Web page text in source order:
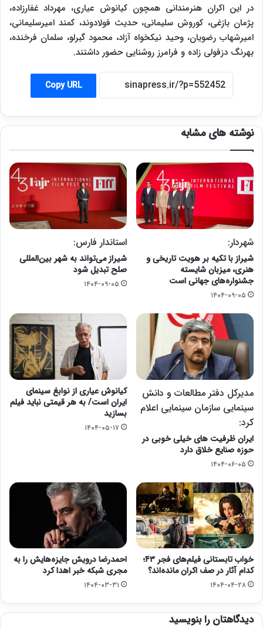
در این اکران هنرمندانی همچون کیانوش عیاری، مهرداد غفارزاده،
پژمان بازغی، کوروش سلیمانی، حدیث فولادوند، کمند امیرسلیمانی،
امیرشهاب رضویان، وحید نیکخواه آزاد، محمود گبرلو، سلمان فرخنده،
بهرنگ دزفولی زاده و فرامرز روشنایی حضور داشتند.
Copy URL
نوشته های مشابه
شهردار:
شیراز با تکیه بر هویت تاریخی و
هنری، میزبان شایسته
جشنواره‌های جهانی است
۱۴۰۴-۰۹-۰۵
استاندار فارس:
شیراز می‌تواند به شهر بین‌المللی
صلح تبدیل شود
۱۴۰۴-۰۹-۰۵
مدیرکل دفتر مطالعات و دانش
سینمایی سازمان سینمایی اعلام
کرد:
ایران ظرفیت های خیلی خوبی در
حوزه صنایع خلاق دارد
۱۴۰۴-۰۶-۰۵
کیانوش عیاری از نوابغ سینمای
ایران است/ به هر قیمتی نباید فیلم
بسازید
۱۴۰۴-۰۵-۱۷
خواب تابستانی فیلم‌های فجر ۴۳؛
کدام آثار در صف اکران مانده‌اند؟
۱۴۰۴-۰۴-۲۸
احمدرضا درویش جایزه‌هایش را به
مجری شبکه خبر اهدا کرد
۱۴۰۴-۰۳-۳۱
دیدگاهتان را بنویسید